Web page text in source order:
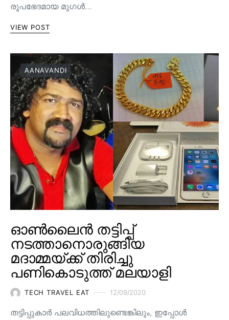
രൂപഭേദമായ മുഗൾ…
VIEW POST
AANAVANDI
ഓൺലൈൻ തട്ടിപ്പ്
നടത്താനൊരുങ്ങിയ
മദാമ്മയ്ക്ക് തിരിച്ചു
പണികൊടുത്ത് മലയാളി
TECH TRAVEL EAT 12/09/2020
തട്ടിപ്പുകാർ പലവിധത്തിലുണ്ടെങ്കിലും, ഇപ്പോൾ